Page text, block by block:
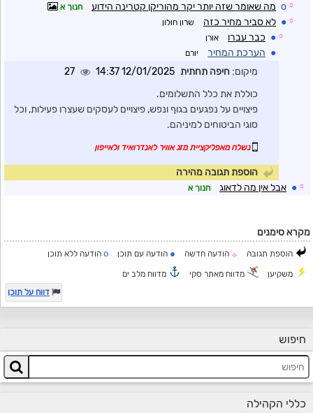
☼
o מה שאומר שזה יותר יקר מהוריקן קטרינה הידוע חנוך א
☼
● לא סביר מחיר כזה שרון חולון
☼
● כבר עברו אורן
● הערכת המחיר יורם
מיקום: חיפה תחתית 12/01/2025 14:37
27
כוללת את כלל התשלומים.
פיצויים על נפגעים בגוף ונפש, פיצויים לעסקים שעצרו פעילות, וכל
סוגי הביטוחים למיניהם.
נשלח מאפליקציית מזג אוויר לאנדרואיד ולאייפון
הוספת תגובה מהירה
☼
● אבל אין מה לדאוג חנוך א
מקרא סימנים
הוספת תגובה ☼ הודעה חדשה ● הודעה עם תוכן o הודעה ללא תוכן
משקיען מדווח מאתר סקי
מדווח מלב ים
דווח על תוכן
חיפוש
כללי הקהילה